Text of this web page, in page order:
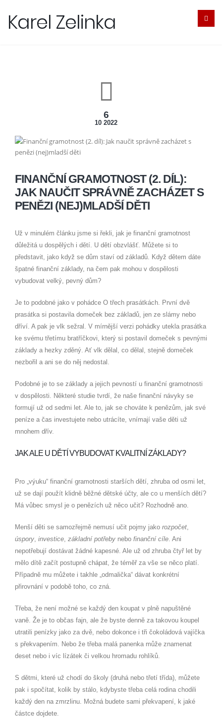
Karel Zelinka
6
10 2022
FINANČNÍ GRAMOTNOST (2. DÍL):
JAK NAUČIT SPRÁVNĚ ZACHÁZET S
PENĚZI (NEJ)MLADŠÍ DĚTI
Už v minulém článku jsme si řekli, jak je finanční gramotnost
důležitá u dospělých i dětí. U dětí obzvlášť. Můžete si to
představit, jako když se dům staví od základů. Když dětem dáte
špatné finanční základy, na čem pak mohou v dospělosti
vybudovat velký, pevný dům?
Je to podobné jako v pohádce O třech prasátkách. První dvě
prasátka si postavila domeček bez základů, jen ze slámy nebo
dříví. A pak je vlk sežral. V mírnější verzi pohádky utekla prasátka
ke svému třetímu bratříčkovi, který si postavil domeček s pevnými
základy a hezky zděný. Ať vlk dělal, co dělal, stejně domeček
nezbořil a ani se do něj nedostal.
Podobné je to se základy a jejich pevností u finanční gramotnosti
v dospělosti. Některé studie tvrdí, že naše finanční návyky se
formují už od sedmi let. Ale to, jak se chováte k penězům, jak své
peníze a čas investujete nebo utrácíte, vnímají vaše děti už
mnohem dřív.
JAK ALE U DĚTÍ VYBUDOVAT KVALITNÍ ZÁKLADY?
Pro „výuku“ finanční gramotnosti starších dětí, zhruba od osmi let,
už se dají použít klidně běžné dětské účty, ale co u menších dětí?
Má vůbec smysl je o penězích už něco učit? Rozhodně ano.
Menší děti se samozřejmě nemusí učit pojmy jako rozpočet,
úspory, investice, základní potřeby nebo finanční cíle. Ani
nepotřebují dostávat žádné kapesné. Ale už od zhruba čtyř let by
mělo dítě začít postupně chápat, že téměř za vše se něco platí.
Případně mu můžete i takhle „odmalička“ dávat konkrétní
přirovnání v podobě toho, co zná.
Třeba, že není možné se každý den koupat v plně napuštěné
vaně. Že je to občas fajn, ale že byste denně za takovou koupel
utratili penízky jako za dvě, nebo dokonce i tři čokoládová vajíčka
s překvapením. Nebo že třeba malá panenka může znamenat
deset nebo i víc lízátek či velkou hromadu rohlíků.
S dětmi, které už chodí do školy (druhá nebo třetí třída), můžete
pak i spočítat, kolik by stálo, kdybyste třeba celá rodina chodili
každý den na zmrzlinu. Možná budete sami překvapení, k jaké
částce dojdete.